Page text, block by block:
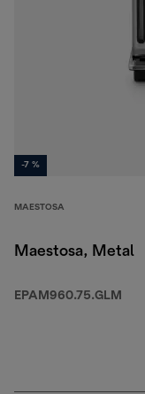
-7 %
MAESTOSA
Maestosa, Metal
EPAM960.75.GLM